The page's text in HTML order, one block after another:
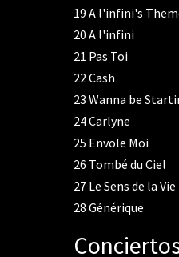
19 A l'infini's
20 A l'infini
21 Pas Toi
22Cash
23 Wanna be
24Carlyne
25 Envole Moi
26 Tombé du Ciel
27 Le Sens de la Vie
28 Générique